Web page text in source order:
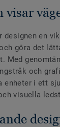
visar
designen en
göra det
Med
och
enheter i ett
visuella